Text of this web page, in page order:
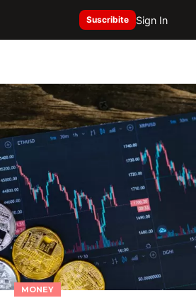
Suscribite Sign In
MONEY